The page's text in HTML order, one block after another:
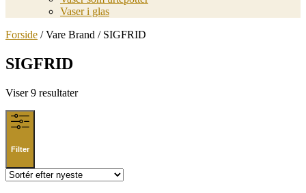
Vaser i glas
Forside / Vare Brand / SIGFRID
SIGFRID
Viser 9 resultaterSorted
Filter